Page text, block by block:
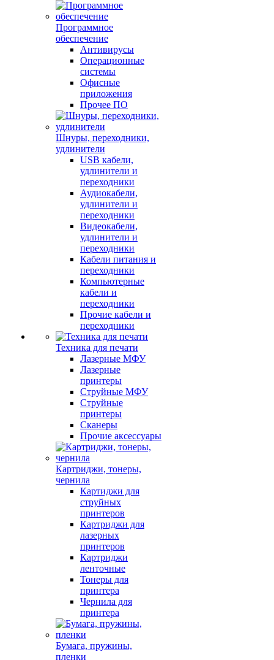
Программное
обеспечение
Антивирусы
Операционные
системы
Офисные
приложения
Прочее ПО
Шнуры, переходники,
удлинители
USB кабели,
удлинители и
переходники
Аудиокабели,
удлинители и
переходники
Видеокабели,
удлинители и
переходники
Кабели питания и
переходники
Компьютерные
кабели и
переходники
Прочие кабели и
переходники
Техника для печати
Лазерные МФУ
Лазерные
принтеры
Струйные МФУ
Струйные
принтеры
Сканеры
Прочие аксессуары
Картриджи, тонеры,
чернила
Картиджи для
струйных
принтеров
Картриджи для
лазерных
принтеров
Картриджи
ленточные
Тонеры для
принтера
Чернила для
принтера
Бумага, пружины,
пленки